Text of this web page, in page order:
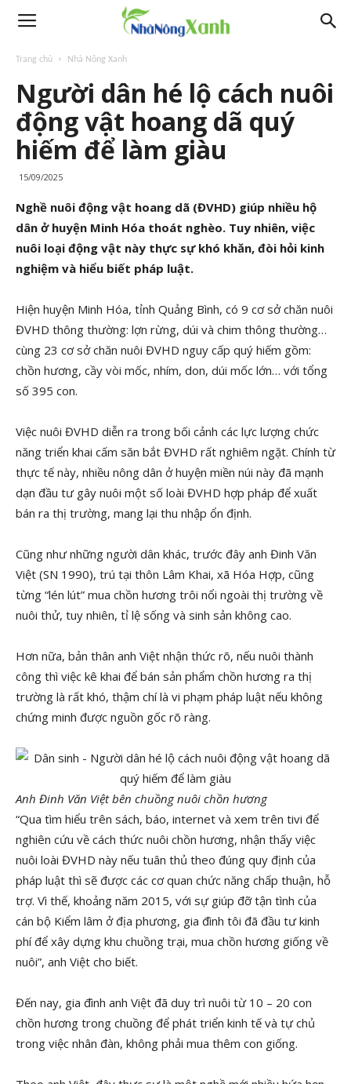
Trang chủ Nhà Nông Xanh
Người dân hé lộ cách nuôi
động vật hoang dã quý
hiếm để làm giàu
15/09/2025
Nghề nuôi động vật hoang dã (ĐVHD) giúp nhiều hộ
dân ở huyện Minh Hóa thoát nghèo. Tuy nhiên, việc
nuôi loại động vật này thực sự khó khăn, đòi hỏi kinh
nghiệm và hiểu biết pháp luật.
Hiện huyện Minh Hóa, tỉnh Quảng Bình, có 9 cơ sở chăn nuôi
ĐVHD thông thường: lợn rừng, dúi và chim thông thường…
cùng 23 cơ sở chăn nuôi ĐVHD nguy cấp quý hiếm gồm:
chồn hương, cầy vòi mốc, nhím, don, dúi mốc lớn… với tổng
số 395 con.
Việc nuôi ĐVHD diễn ra trong bối cảnh các lực lượng chức
năng triển khai cấm săn bắt ĐVHD rất nghiêm ngặt. Chính từ
thực tế này, nhiều nông dân ở huyện miền núi này đã mạnh
dạn đầu tư gây nuôi một số loài ĐVHD hợp pháp để xuất
bán ra thị trường, mang lại thu nhập ổn định.
Cũng như những người dân khác, trước đây anh Đinh Văn
Việt (SN 1990), trú tại thôn Lâm Khai, xã Hóa Hợp, cũng
từng “lén lút” mua chồn hương trôi nổi ngoài thị trường về
nuôi thử, tuy nhiên, tỉ lệ sống và sinh sản không cao.
Hơn nữa, bản thân anh Việt nhận thức rõ, nếu nuôi thành
công thì việc kê khai để bán sản phẩm chồn hương ra thị
trường là rất khó, thậm chí là vi phạm pháp luật nếu không
chứng minh được nguồn gốc rõ ràng.
Anh Đinh Văn Việt bên chuồng nuôi chồn hương
“Qua tìm hiểu trên sách, báo, internet và xem trên tivi để
nghiên cứu về cách thức nuôi chồn hương, nhận thấy việc
nuôi loài ĐVHD này nếu tuân thủ theo đúng quy định của
pháp luật thì sẽ được các cơ quan chức năng chấp thuận, hỗ
trợ. Vì thế, khoảng năm 2015, với sự giúp đỡ tận tình của
cán bộ Kiểm lâm ở địa phương, gia đình tôi đã đầu tư kinh
phí để xây dựng khu chuồng trại, mua chồn hương giống về
nuôi”, anh Việt cho biết.
Đến nay, gia đình anh Việt đã duy trì nuôi từ 10 – 20 con
chồn hương trong chuồng để phát triển kinh tế và tự chủ
trong việc nhân đàn, không phải mua thêm con giống.